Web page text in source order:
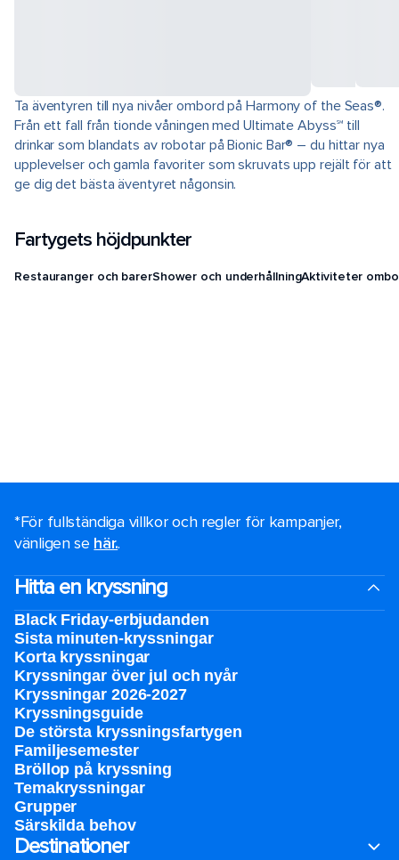
Ta äventyren till nya nivåer ombord på Harmony of the Seas®.
Från ett fall från tionde våningen med Ultimate Abyss℠ till
drinkar som blandats av robotar på Bionic Bar® – du hittar nya
upplevelser och gamla favoriter som skruvats upp rejält för att
ge dig det bästa äventyret någonsin.
Fartygets höjdpunkter
Restauranger och barerShower och underhållningAktiviteter
*För fullständiga villkor och regler för kampanjer,
vänligen se här..
Hitta en kryssning
Black Friday-erbjudanden
Sista minuten-kryssningar
Korta kryssningar
Kryssningar över jul och nyår
Kryssningar 2026-2027
Kryssningsguide
De största kryssningsfartygen
Familjesemester
Bröllop på kryssning
Temakryssningar
Grupper
Särskilda behov
Destinationer